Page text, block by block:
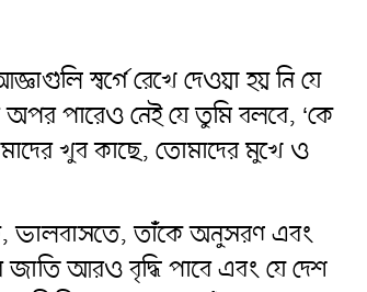
স্বর্গে রেখে দেওয়া হয় নি যে
পারেও নেই যে তুমি বলবে, ‘কে
খুব কাছে, তোমাদের মুখে ও
ভালবাসতে, তাঁকে অনুসরণ এবং
আরও বৃদ্ধি পাবে এবং যে দেশ